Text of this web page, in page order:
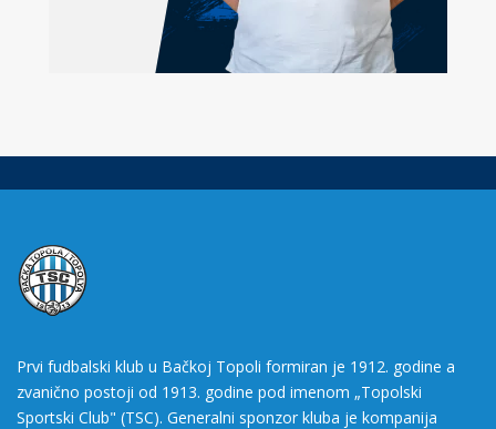
Prvi fudbalski klub u Bačkoj Topoli formiran je 1912. godine a
zvanično postoji od 1913. godine pod imenom „Topolski
Sportski Club" (TSC). Generalni sponzor kluba je kompanija